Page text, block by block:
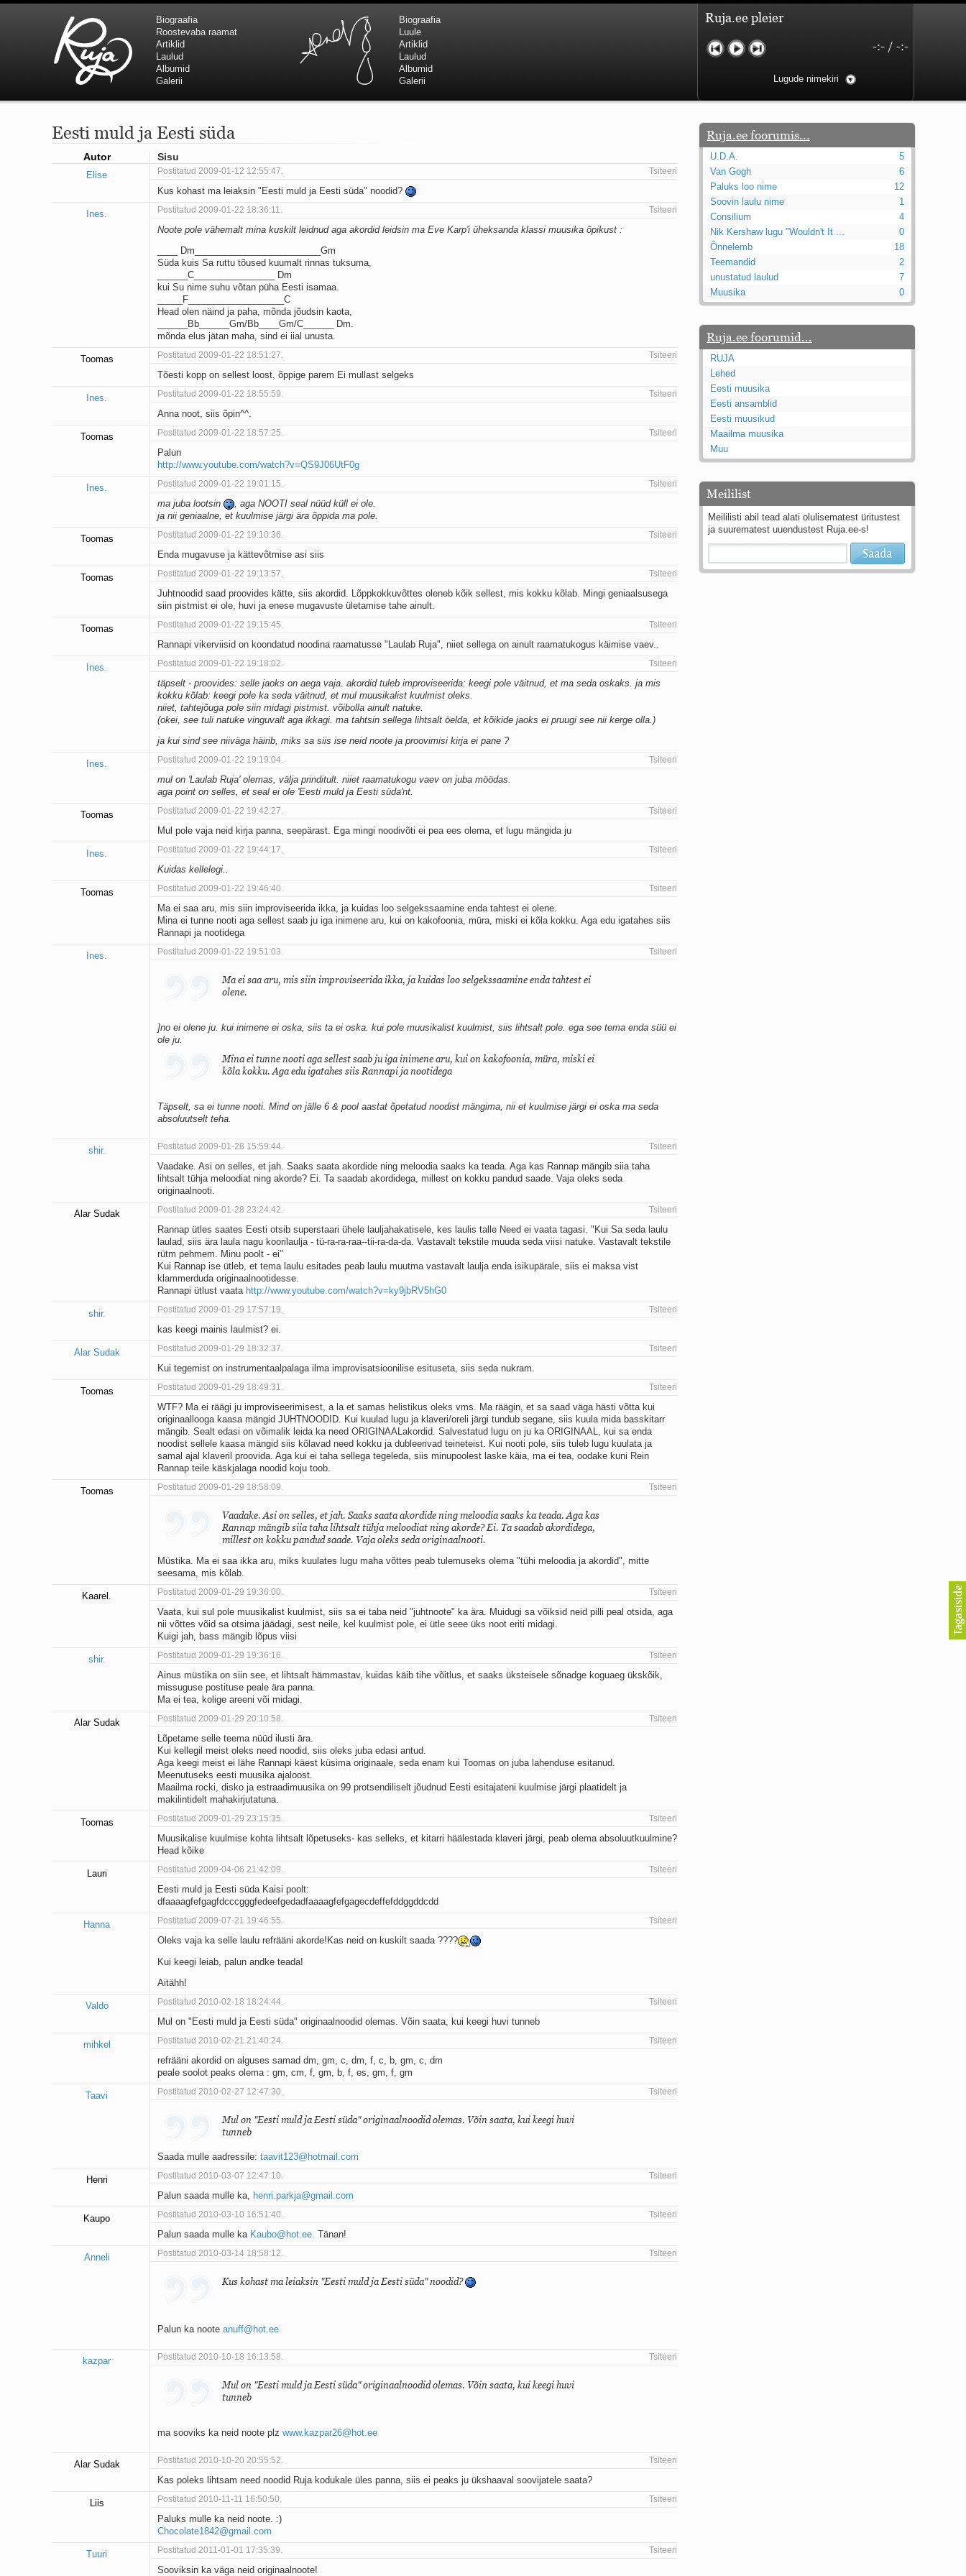
Biograafia
Roostevaba raamat
Artiklid
Laulud
Albumid
Galerii
Biograafia
Luule
Artiklid
Laulud
Albumid
Galerii
Ruja.ee pleier
-:- / -:-
Lugude nimekiri
Eesti muld ja Eesti süda
Autor Sisu
Elise Postitatud 2009-01-12 12:55:47. Tsiteeri
Kus kohast ma leiaksin "Eesti muld ja Eesti süda" noodid?
Ines. Postitatud 2009-01-22 18:36:11. Tsiteeri
Noote pole vähemalt mina kuskilt leidnud aga akordid leidsin ma Eve Karp'i üheksanda klassi muusika õpikust :
____ Dm_________________________Gm
Süda kuis Sa ruttu tõused kuumalt rinnas tuksuma,
______C________________ Dm
kui Su nime suhu võtan püha Eesti isamaa.
_____F___________________C
Head olen näind ja paha, mõnda jõudsin kaota,
______Bb______Gm/Bb____Gm/C______ Dm.
mõnda elus jätan maha, sind ei iial unusta.
Toomas Postitatud 2009-01-22 18:51:27. Tsiteeri
Tõesti kopp on sellest loost, õppige parem Ei mullast selgeks
Ines. Postitatud 2009-01-22 18:55:59. Tsiteeri
Anna noot, siis õpin^^.
Toomas Postitatud 2009-01-22 18:57:25. Tsiteeri
Palun
http://www.youtube.com/watch?v=QS9J06UtF0g
Ines. Postitatud 2009-01-22 19:01:15. Tsiteeri
ma juba lootsin
, aga NOOTI seal nüüd küll ei ole.
ja nii geniaalne, et kuulmise järgi ära õppida ma pole.
Toomas Postitatud 2009-01-22 19:10:36. Tsiteeri
Enda mugavuse ja kättevõtmise asi siis
Toomas Postitatud 2009-01-22 19:13:57. Tsiteeri
Juhtnoodid saad proovides kätte, siis akordid. Lõppkokkuvõttes oleneb kõik sellest, mis kokku kõlab. Mingi geniaalsusega
siin pistmist ei ole, huvi ja enese mugavuste ületamise tahe ainult.
Toomas Postitatud 2009-01-22 19:15:45. Tsiteeri
Rannapi vikerviisid on koondatud noodina raamatusse "Laulab Ruja", niiet sellega on ainult raamatukogus käimise vaev..
Ines. Postitatud 2009-01-22 19:18:02. Tsiteeri
täpselt - proovides: selle jaoks on aega vaja. akordid tuleb improviseerida: keegi pole väitnud, et ma seda oskaks. ja mis
kokku kõlab: keegi pole ka seda väitnud, et mul muusikalist kuulmist oleks.
niiet, tahtejõuga pole siin midagi pistmist. võibolla ainult natuke.
(okei, see tuli natuke vinguvalt aga ikkagi. ma tahtsin sellega lihtsalt öelda, et kõikide jaoks ei pruugi see nii kerge olla.)
ja kui sind see niiväga häirib, miks sa siis ise neid noote ja proovimisi kirja ei pane ?
Ines. Postitatud 2009-01-22 19:19:04. Tsiteeri
mul on 'Laulab Ruja' olemas, välja prinditult. niiet raamatukogu vaev on juba möödas.
aga point on selles, et seal ei ole 'Eesti muld ja Eesti süda'nt.
Toomas Postitatud 2009-01-22 19:42:27. Tsiteeri
Mul pole vaja neid kirja panna, seepärast. Ega mingi noodivõti ei pea ees olema, et lugu mängida ju
Ines. Postitatud 2009-01-22 19:44:17. Tsiteeri
Kuidas kellelegi..
Toomas Postitatud 2009-01-22 19:46:40. Tsiteeri
Ma ei saa aru, mis siin improviseerida ikka, ja kuidas loo selgekssaamine enda tahtest ei olene.
Mina ei tunne nooti aga sellest saab ju iga inimene aru, kui on kakofoonia, müra, miski ei kõla kokku. Aga edu igatahes siis
Rannapi ja nootidega
Ines. Postitatud 2009-01-22 19:51:03. Tsiteeri
Ma ei saa aru, mis siin improviseerida ikka, ja kuidas loo selgekssaamine enda tahtest ei
olene.
]no ei olene ju. kui inimene ei oska, siis ta ei oska. kui pole muusikalist kuulmist, siis lihtsalt pole. ega see tema enda süü ei
ole ju.
Mina ei tunne nooti aga sellest saab ju iga inimene aru, kui on kakofoonia, müra, miski ei
kõla kokku. Aga edu igatahes siis Rannapi ja nootidega
Täpselt, sa ei tunne nooti. Mind on jälle 6 & pool aastat õpetatud noodist mängima, nii et kuulmise järgi ei oska ma seda
absoluutselt teha.
shir. Postitatud 2009-01-28 15:59:44. Tsiteeri
Vaadake. Asi on selles, et jah. Saaks saata akordide ning meloodia saaks ka teada. Aga kas Rannap mängib siia taha
lihtsalt tühja meloodiat ning akorde? Ei. Ta saadab akordidega, millest on kokku pandud saade. Vaja oleks seda
originaalnooti.
Alar Sudak Postitatud 2009-01-28 23:24:42. Tsiteeri
Rannap ütles saates Eesti otsib superstaari ühele lauljahakatisele, kes laulis talle Need ei vaata tagasi. "Kui Sa seda laulu
laulad, siis ära laula nagu koorilaulja - tü-ra-ra-raa--tii-ra-da-da. Vastavalt tekstile muuda seda viisi natuke. Vastavalt tekstile
rütm pehmem. Minu poolt - ei"
Kui Rannap ise ütleb, et tema laulu esitades peab laulu muutma vastavalt laulja enda isikupärale, siis ei maksa vist
klammerduda originaalnootidesse.
Rannapi ütlust vaata http://www.youtube.com/watch?v=ky9jbRV5hG0
shir. Postitatud 2009-01-29 17:57:19. Tsiteeri
kas keegi mainis laulmist? ei.
Alar Sudak Postitatud 2009-01-29 18:32:37. Tsiteeri
Kui tegemist on instrumentaalpalaga ilma improvisatsioonilise esituseta, siis seda nukram.
Toomas Postitatud 2009-01-29 18:49:31. Tsiteeri
WTF? Ma ei räägi ju improviseerimisest, a la et samas helistikus oleks vms. Ma räägin, et sa saad väga hästi võtta kui
originaallooga kaasa mängid JUHTNOODID. Kui kuulad lugu ja klaveri/oreli järgi tundub segane, siis kuula mida basskitarr
mängib. Sealt edasi on võimalik leida ka need ORIGINAALakordid. Salvestatud lugu on ju ka ORIGINAAL, kui sa enda
noodist sellele kaasa mängid siis kõlavad need kokku ja dubleerivad teineteist. Kui nooti pole, siis tuleb lugu kuulata ja
samal ajal klaveril proovida. Aga kui ei taha sellega tegeleda, siis minupoolest laske käia, ma ei tea, oodake kuni Rein
Rannap teile käskjalaga noodid koju toob.
Toomas Postitatud 2009-01-29 18:58:09. Tsiteeri
Vaadake. Asi on selles, et jah. Saaks saata akordide ning meloodia saaks ka teada. Aga kas
Rannap mängib siia taha lihtsalt tühja meloodiat ning akorde? Ei. Ta saadab akordidega,
millest on kokku pandud saade. Vaja oleks seda originaalnooti.
Müstika. Ma ei saa ikka aru, miks kuulates lugu maha võttes peab tulemuseks olema "tühi meloodia ja akordid", mitte
seesama, mis kõlab.
Kaarel. Postitatud 2009-01-29 19:36:00. Tsiteeri
Vaata, kui sul pole muusikalist kuulmist, siis sa ei taba neid "juhtnoote" ka ära. Muidugi sa võiksid neid pilli peal otsida, aga
nii võttes võid sa otsima jäädagi, sest neile, kel kuulmist pole, ei ütle seee üks noot eriti midagi.
Kuigi jah, bass mängib lõpus viisi
shir. Postitatud 2009-01-29 19:36:16. Tsiteeri
Ainus müstika on siin see, et lihtsalt hämmastav, kuidas käib tihe võitlus, et saaks üksteisele sõnadge koguaeg ükskõik,
missuguse postituse peale ära panna.
Ma ei tea, kolige areeni või midagi.
Alar Sudak Postitatud 2009-01-29 20:10:58. Tsiteeri
Lõpetame selle teema nüüd ilusti ära.
Kui kellegil meist oleks need noodid, siis oleks juba edasi antud.
Aga keegi meist ei lähe Rannapi käest küsima originaale, seda enam kui Toomas on juba lahenduse esitanud.
Meenutuseks eesti muusika ajaloost.
Maailma rocki, disko ja estraadimuusika on 99 protsendiliselt jõudnud Eesti esitajateni kuulmise järgi plaatidelt ja
makilintidelt mahakirjutatuna.
Toomas Postitatud 2009-01-29 23:15:35. Tsiteeri
Muusikalise kuulmise kohta lihtsalt lõpetuseks- kas selleks, et kitarri häälestada klaveri järgi, peab olema absoluutkuulmine?
Head kõike
Lauri Postitatud 2009-04-06 21:42:09. Tsiteeri
Eesti muld ja Eesti süda Kaisi poolt:
dfaaaagfefgagfdcccgggfedeefgedadfaaaagfefgagecdeffefddggddcdd
Hanna Postitatud 2009-07-21 19:46:55. Tsiteeri
Oleks vaja ka selle laulu refrääni akorde!Kas neid on kuskilt saada ????
Kui keegi leiab, palun andke teada!
Aitähh!
Valdo Postitatud 2010-02-18 18:24:44. Tsiteeri
Mul on "Eesti muld ja Eesti süda" originaalnoodid olemas. Võin saata, kui keegi huvi tunneb
mihkel Postitatud 2010-02-21 21:40:24. Tsiteeri
refrääni akordid on alguses samad dm, gm, c, dm, f, c, b, gm, c, dm
peale soolot peaks olema : gm, cm, f, gm, b, f, es, gm, f, gm
Taavi Postitatud 2010-02-27 12:47:30. Tsiteeri
Mul on "Eesti muld ja Eesti süda" originaalnoodid olemas. Võin saata, kui keegi huvi
tunneb
Saada mulle aadressile: taavit123@hotmail.com
Henri Postitatud 2010-03-07 12:47:10. Tsiteeri
Palun saada mulle ka, henri.parkja@gmail.com
Kaupo Postitatud 2010-03-10 16:51:40. Tsiteeri
Palun saada mulle ka Kaubo@hot.ee. Tänan!
Anneli Postitatud 2010-03-14 18:58:12. Tsiteeri
Kus kohast ma leiaksin "Eesti muld ja Eesti süda" noodid?
Palun ka noote anuff@hot.ee
kazpar Postitatud 2010-10-18 16:13:58. Tsiteeri
Mul on "Eesti muld ja Eesti süda" originaalnoodid olemas. Võin saata, kui keegi huvi
tunneb
ma sooviks ka neid noote plz www.kazpar26@hot.ee
Alar Sudak Postitatud 2010-10-20 20:55:52. Tsiteeri
Kas poleks lihtsam need noodid Ruja kodukale üles panna, siis ei peaks ju ükshaaval soovijatele saata?
Liis Postitatud 2010-11-11 16:50:50. Tsiteeri
Paluks mulle ka neid noote. :)
Chocolate1842@gmail.com
Tuuri Postitatud 2011-01-01 17:35:39. Tsiteeri
Sooviksin ka väga neid originaalnoote!
Ruja.ee foorumis...
U.D.A.
5
Van Gogh
6
Paluks loo nime
12
Soovin laulu nime
1
Consilium
4
Nik Kershaw lugu "Wouldn't It ...
0
Õnnelemb
18
Teemandid
2
unustatud laulud
7
Muusika
0
Ruja.ee foorumid...
RUJA
Lehed
Eesti muusika
Eesti ansamblid
Eesti muusikud
Maailma muusika
Muu
Meililist
Meililisti abil tead alati olulisematest üritustest
ja suurematest uuendustest Ruja.ee-s!